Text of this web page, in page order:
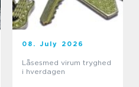
08. July 2026
Låsesmed virum tryghed
i hverdagen